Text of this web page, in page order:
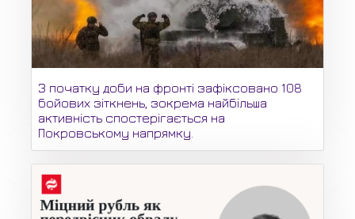
З початку доби на фронті зафіксовано 108
бойових зіткнень, зокрема найбільша
активність спостерігається на
Покровському напрямку.